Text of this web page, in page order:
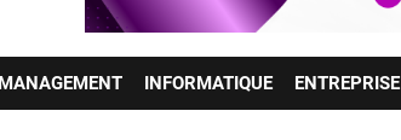
MANAGEMENT INFORMATIQUE ENTREPRISE